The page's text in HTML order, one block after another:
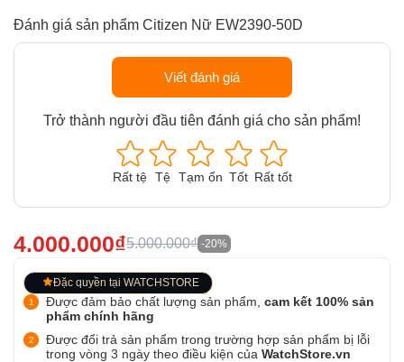
Đánh giá sản phẩm Citizen Nữ EW2390-50D
Viết đánh giá
Trở thành người đầu tiên đánh giá cho sản phẩm!
Rất tệ Tệ Tạm ổn Tốt Rất tốt
4.000.000₫5.000.000₫ -20%
Đặc quyền tại WATCHSTORE
Được đảm bảo chất lượng sản phẩm, cam kết 100% sản
phẩm chính hãng
Được đổi trả sản phẩm trong trường hợp sản phẩm bị lỗi
trong vòng 3 ngày theo điều kiện của WatchStore.vn